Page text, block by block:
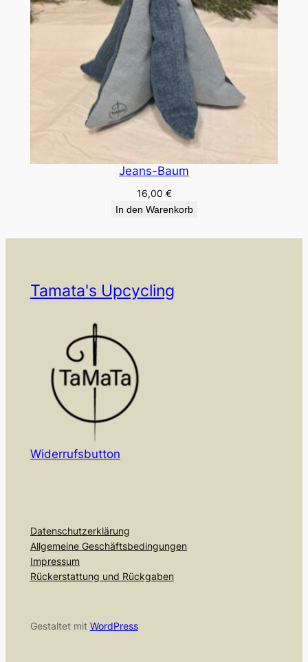
Jeans-Baum
16,00 €
In den Warenkorb
Tamata's Upcycling
Widerrufsbutton
Datenschutzerklärung
Allgemeine Geschäftsbedingungen
Impressum
Rückerstattung und Rückgaben
Gestaltet mit WordPress